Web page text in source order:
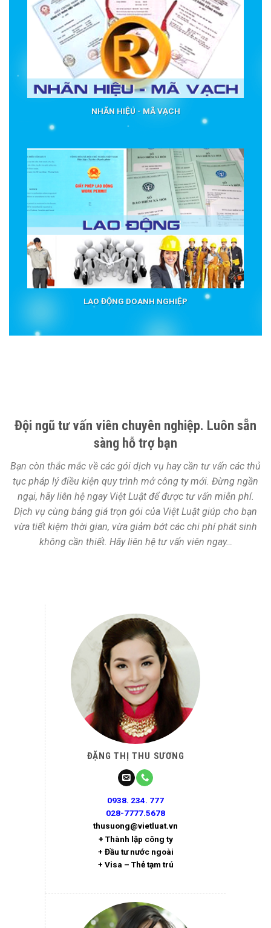
NHÃN HIỆU - MÃ VẠCH
LAO ĐỘNG DOANH NGHIỆP
Đội ngũ tư vấn viên chuyên nghiệp. Luôn sẵn
sàng hỗ trợ bạn
Bạn còn thắc mắc về các gói dịch vụ hay cần tư vấn các thủ
tục pháp lý điều kiện quy trình mở công ty mới. Đừng ngần
ngại, hãy liên hệ ngay Việt Luật để được tư vấn miễn phí.
Dịch vụ cùng bảng giá trọn gói của Việt Luật giúp cho bạn
vừa tiết kiệm thời gian, vừa giảm bớt các chi phí phát sinh
không cần thiết. Hãy liên hệ tư vấn viên ngay…
ĐẶNG THỊ THU SƯƠNG
0938. 234. 777
028-7777.5678
thusuong@vietluat.vn
+ Thành lập công ty
+ Đầu tư nước ngoài
+ Visa – Thẻ tạm trú